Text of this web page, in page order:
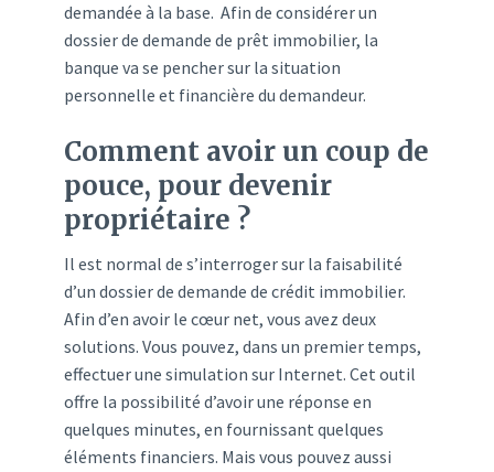
demandée à la base. Afin de considérer un
dossier de demande de prêt immobilier, la
banque va se pencher sur la situation
personnelle et financière du demandeur.
Comment avoir un coup de
pouce, pour devenir
propriétaire ?
Il est normal de s’interroger sur la faisabilité
d’un dossier de demande de crédit immobilier.
Afin d’en avoir le cœur net, vous avez deux
solutions. Vous pouvez, dans un premier temps,
effectuer une simulation sur Internet. Cet outil
offre la possibilité d’avoir une réponse en
quelques minutes, en fournissant quelques
éléments financiers. Mais vous pouvez aussi